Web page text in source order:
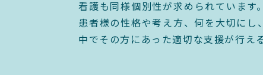
看護も同様個別性が求められています
患者様の性格や考え方、何を大切に
中でその方にあった適切な支援が行え